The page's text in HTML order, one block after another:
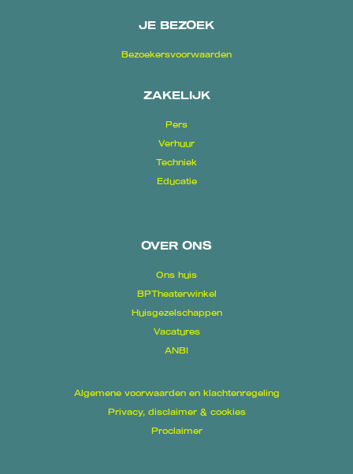
JE BEZOEK
Bezoekersvoorwaarden
ZAKELIJK
Pers
Verhuur
Techniek
Educatie
OVER ONS
Ons huis
BPTheaterwinkel
Huisgezelschappen
Vacatures
ANBI
Algemene voorwaarden en klachtenregeling
Privacy, disclaimer & cookies
Proclaimer